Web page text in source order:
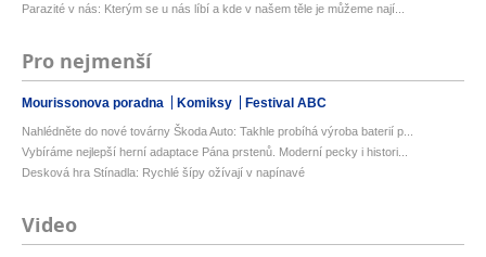
Parazité v nás: Kterým se u nás líbí a kde v našem těle je můžeme nají...
Pro nejmenší
Mourissonova poradna Komiksy Festival ABC
Nahlédněte do nové továrny Škoda Auto: Takhle probíhá výroba baterií p...
Vybíráme nejlepší herní adaptace Pána prstenů. Moderní pecky i histori...
Desková hra Stínadla: Rychlé šípy ožívají v napínavé
Video